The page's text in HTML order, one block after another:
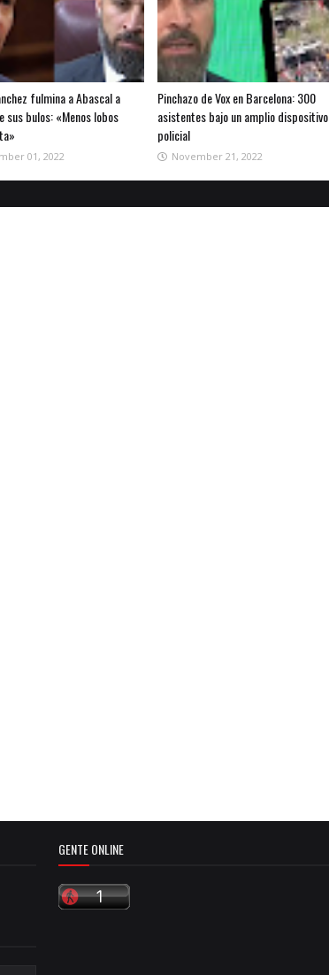
fulmina a Abascal a
sus bulos: «Menos lobos
01, 2022
Pinchazo de Vox en Barcelona: 300
asistentes bajo un amplio dispositivo
policial
November 21, 2022
GENTE ONLINE